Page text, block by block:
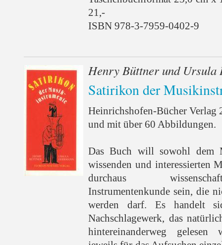
21,-
ISBN 978-3-7959-0402-9
Henry Büttner und Ursula
Satirikon der
Heinrichshofen-Bücher Verlag
und mit über 60 Abbildungen.
Das Buch will sowohl dem
wissenden und interessierten
durchaus
Instrumentenkunde sein, die
werden darf. Es handelt
Nachschlagewerk, das
hintereinanderweg